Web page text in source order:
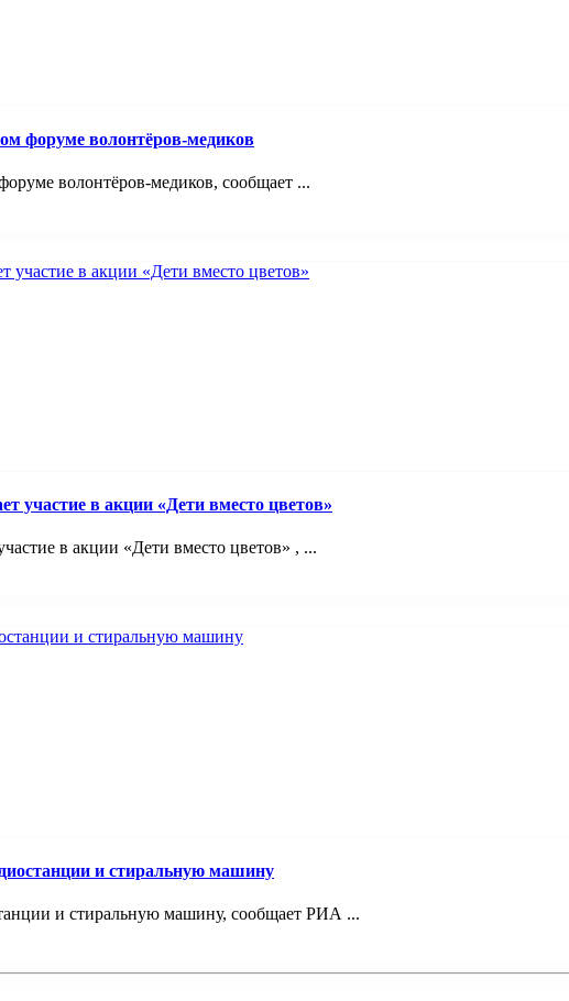
форуме волонтёров-медиков
волонтёров-медиков, сообщает ...
участие в акции «Дети вместо цветов»
в акции «Дети вместо цветов» , ...
и стиральную машину
и стиральную машину, сообщает РИА ...